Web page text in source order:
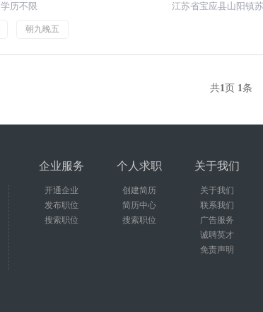
学历不限 江苏省宝应县山阳镇
朝九晚五
共1页 1条
企业服务
开通企业
发布职位
搜索职位
个人求职
创建简历
简历中心
搜索职位
关于我们
关于我们
联系我们
广告服务
诚聘英才
免责声明